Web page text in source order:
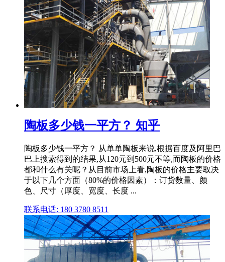
陶板多少钱一平方？ 知乎
陶板多少钱一平方？ 从单单陶板来说,根据百度及阿里巴
巴上搜索得到的结果,从120元到500元不等,而陶板的价格
都和什么有关呢？从目前市场上看,陶板的价格主要取决
于以下几个方面（80%的价格因素）：订货数量、颜
色、尺寸（厚度、宽度、长度 ...
联系电话: 180 3780 8511